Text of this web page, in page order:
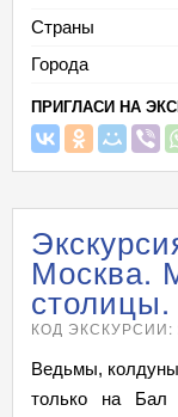
Страны
Города
ПРИГЛАСИ НА
Москва.
столицы.
КОД ЭКСКУРСИИ:
Ведьмы,
только на Бал